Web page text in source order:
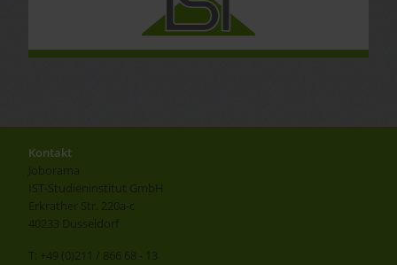
Kontakt
Joborama
IST-Studieninstitut GmbH
Erkrather Str. 220a-c
40233 Düsseldorf
T: +49 (0)211 / 866 68 - 13